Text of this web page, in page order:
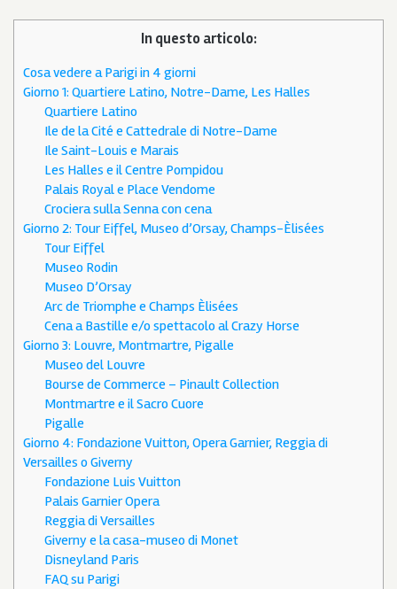
In questo articolo:
Cosa vedere a Parigi in 4 giorni
Giorno 1: Quartiere Latino, Notre-Dame, Les Halles
Quartiere Latino
Ile de la Cité e Cattedrale di Notre-Dame
Ile Saint-Louis e Marais
Les Halles e il Centre Pompidou
Palais Royal e Place Vendome
Crociera sulla Senna con cena
Giorno 2: Tour Eiffel, Museo d’Orsay, Champs-Èlisées
Tour Eiffel
Museo Rodin
Museo D’Orsay
Arc de Triomphe e Champs Èlisées
Cena a Bastille e/o spettacolo al Crazy Horse
Giorno 3: Louvre, Montmartre, Pigalle
Museo del Louvre
Bourse de Commerce – Pinault Collection
Montmartre e il Sacro Cuore
Pigalle
Giorno 4: Fondazione Vuitton, Opera Garnier, Reggia di
Versailles o Giverny
Fondazione Luis Vuitton
Palais Garnier Opera
Reggia di Versailles
Giverny e la casa-museo di Monet
Disneyland Paris
FAQ su Parigi